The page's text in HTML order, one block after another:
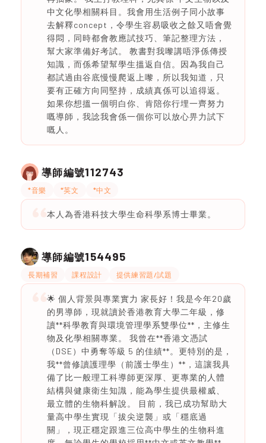
中文化學相關科目。我會用生活例子同小故事
去解釋concept，令學生容易吸收之餘又唔會覺
得悶，同時都會教應試技巧、筆記整理方法，
幫大家準備好考試。 教書對我嚟講唔淨係傳授
知識，而係希望幫學生搵返自信。因為我自己
都試過由谷底慢慢爬返上嚟，所以我知道，只
要有正確方向同堅持，成績真係可以追得返。
如果你想搵一個明白你、肯陪你行埋一齊努力
嘅導師，我諗我會係一個你可以放心畀力試下
嘅人。
導師編號112743
*音樂 *英文 *中文
本人為香港科技大學生命科學系博士畢業。
導師編號154495
長期補習 課程設計 提供練習題/試題
🌟 個人背景與專業實力 家長好！我是今年20歲
的男導師，現就讀於香港教育大學二年級，修
讀**科學教育與環境管理學系雙學位**，主修生
物及化學相關專業。 我曾在**香港文憑試
（DSE）中勇奪等級 5 的佳績**。更特別的是，
我**曾修讀護理學（前護士學生）**，這讓我具
備了比一般理工科導師更深厚、更專業的人體
結構與健康衛生知識，能為學生提供最權威、
最立體的生物科解說。 目前，我已成功幫助大
量高中學生實現「拔尖逆襲」或「穩底過
關」，現正穩定跟進三位高中學生的生物科進